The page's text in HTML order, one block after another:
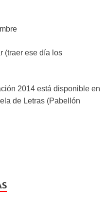
(traer ese día los
2014 está disponible en
de Letras (Pabellón